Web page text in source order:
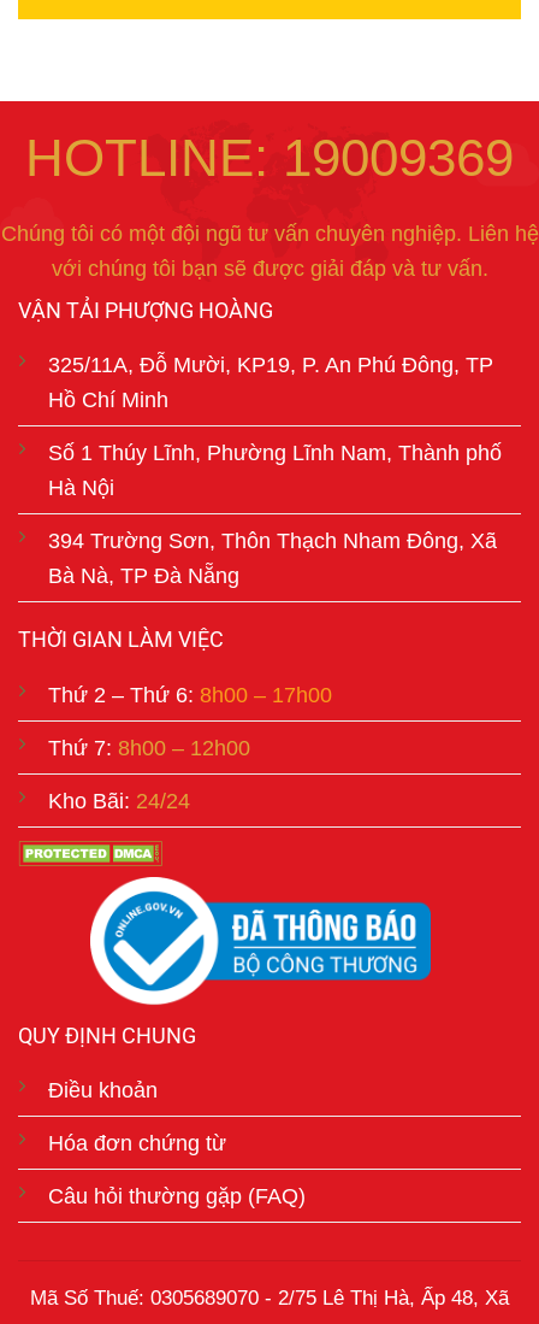
HOTLINE: 19009369
Chúng tôi có một đội ngũ tư vấn chuyên nghiệp. Liên hệ
với chúng tôi bạn sẽ được giải đáp và tư vấn.
VẬN TẢI PHƯỢNG HOÀNG
325/11A, Đỗ Mười, KP19, P. An Phú Đông, TP
Hồ Chí Minh
Số 1 Thúy Lĩnh, Phường Lĩnh Nam, Thành phố
Hà Nội
394 Trường Sơn, Thôn Thạch Nham Đông, Xã
Bà Nà, TP Đà Nẵng
THỜI GIAN LÀM VIỆC
Thứ 2 – Thứ 6: 8h00 – 17h00
Thứ 7: 8h00 – 12h00
Kho Bãi: 24/24
QUY ĐỊNH CHUNG
Điều khoản
Hóa đơn chứng từ
Câu hỏi thường gặp (FAQ)
Mã Số Thuế: 0305689070 - 2/75 Lê Thị Hà, Ấp 48, Xã